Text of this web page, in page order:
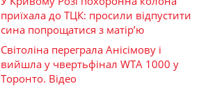
приїхала до ТЦК: просили відпустити
сина попрощатися з матір’ю
Світоліна переграла Анісімову і
вийшла у чвертьфінал WTA 1000 у
Торонто. Відео